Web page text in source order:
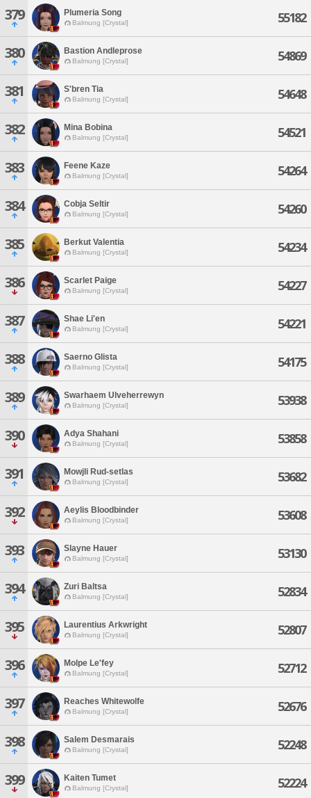
379 Plumeria Song
Balmung [Crystal] 55182
380 Bastion Andleprose
Balmung [Crystal] 54869
381 S'bren Tia
Balmung [Crystal] 54648
382 Mina Bobina
Balmung [Crystal] 54521
383 Feene Kaze
Balmung [Crystal] 54264
384 Cobja Seltir
Balmung [Crystal] 54260
385 Berkut Valentia
Balmung [Crystal] 54234
386 Scarlet Paige
Balmung [Crystal] 54227
387 Shae Li'en
Balmung [Crystal] 54221
388 Saerno Glista
Balmung [Crystal] 54175
389 Swarhaem Ulveherrewyn
Balmung [Crystal] 53938
390 Adya Shahani
Balmung [Crystal] 53858
391 Mowjli Rud-setlas
Balmung [Crystal] 53682
392 Aeylis Bloodbinder
Balmung [Crystal] 53608
393 Slayne Hauer
Balmung [Crystal] 53130
394 Zuri Baltsa
Balmung [Crystal] 52834
395 Laurentius Arkwright
Balmung [Crystal] 52807
396 Molpe Le'fey
Balmung [Crystal] 52712
397 Reaches Whitewolfe
Balmung [Crystal] 52676
398 Salem Desmarais
Balmung [Crystal] 52248
399 Kaiten Tumet
Balmung [Crystal] 52224